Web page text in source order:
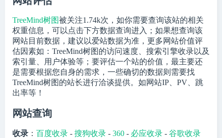
TreeMind树图被关注1.74k次，如你需要查询该站的相关
权重信息，可以点击下方数据查询进入；如果想查询该
网站目前数据，建议以爱站数据为准，更多网站价值评
估因素如：TreeMind树图的访问速度、搜索引擎收录以及
索引量、用户体验等；要评估一个站的价值，最主要还
是需要根据您自身的需求，一些确切的数据则需要找
TreeMind树图的站长进行洽谈提供。如网站IP、PV、跳
出率等！
网站查询
收录 ： 百度收录 - 搜狗收录 - 360 - 必应收录 - 谷歌收录